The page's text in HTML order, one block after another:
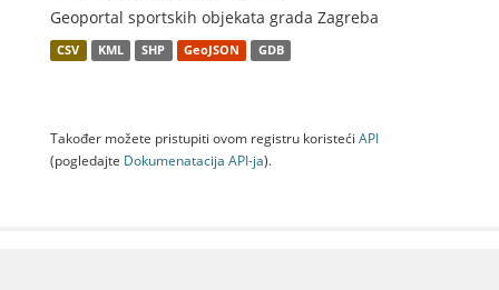
Geoportal sportskih objekata grada Zagreba
CSV KML SHP GeoJSON GDB
Također možete pristupiti ovom registru koristeći API
(pogledajte Dokumenаtаcijа API-jа).